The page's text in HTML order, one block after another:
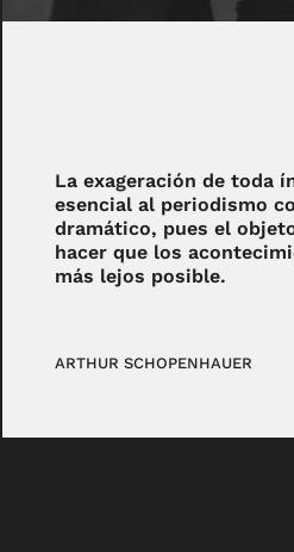
La exageración de toda
esencial al periodismo
dramático, pues el
hacer que los
más lejos posible.
ARTHUR SCHOPENHAUER